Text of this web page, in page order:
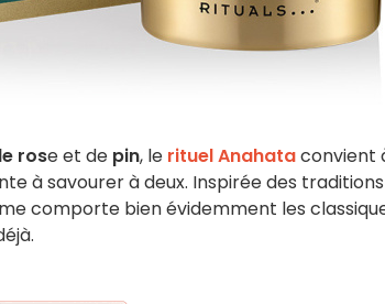
rose et de pin, le rituel Anahataconvient
à savourer à deux. Inspirée des traditions
comporte bien évidemment les